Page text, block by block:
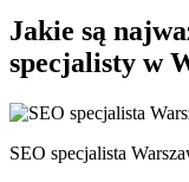
Jakie są
specjalisty w
SEO specjalista